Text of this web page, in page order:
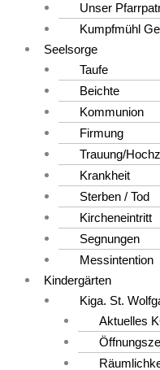
Unser
Kumpfmühl
Seelsorge
Taufe
Beichte
Kommunion
Firmung
Trauung/
Krankheit
Sterben / Tod
Kircheneintritt
Segnungen
Messintention
Kindergärten
Kiga. St.
Aktuelles